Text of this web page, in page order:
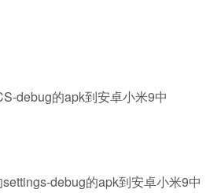
debug的apk到安卓小米9中
debug的apk到安卓小米9中